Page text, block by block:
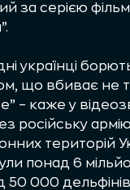
за серією
українці
що вбиває не
– каже у
російську
територій
понад 6
50 000